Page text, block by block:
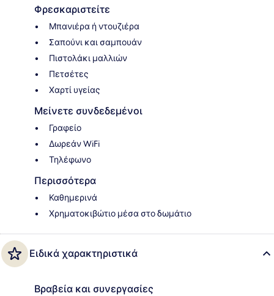
Φρεσκαριστείτε
Μπανιέρα ή ντουζιέρα
Σαπούνι και σαμπουάν
Πιστολάκι μαλλιών
Πετσέτες
Χαρτί υγείας
Μείνετε συνδεδεμένοι
Γραφείο
Δωρεάν WiFi
Τηλέφωνο
Περισσότερα
Καθημερινά
Χρηματοκιβώτιο μέσα στο δωμάτιο
Ειδικά χαρακτηριστικά
Βραβεία και συνεργασίες